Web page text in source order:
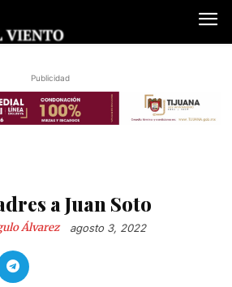
Publicidad
a Juan Soto
Álvarez agosto 3, 2022